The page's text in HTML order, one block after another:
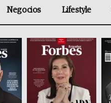
Negocios Lifestyle